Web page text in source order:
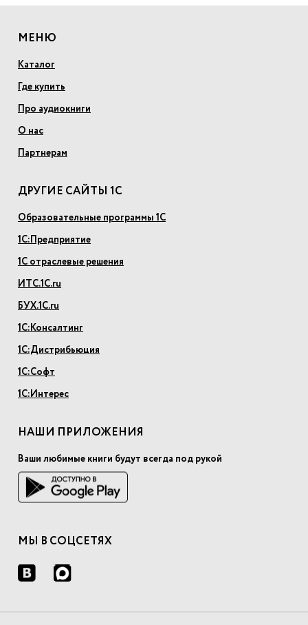
МЕНЮ
Каталог
Где купить
Про аудиокниги
О нас
Партнерам
ДРУГИЕ САЙТЫ 1С
Образовательные программы 1С
1С:Предприятие
1С отраслевые решения
ИТС.1С.ru
БУХ.1С.ru
1С:Консалтинг
1С:Дистрибьюция
1С:Софт
1С:Интерес
НАШИ ПРИЛОЖЕНИЯ
Ваши любимые книги будут всегда под рукой
МЫ В СОЦСЕТЯХ